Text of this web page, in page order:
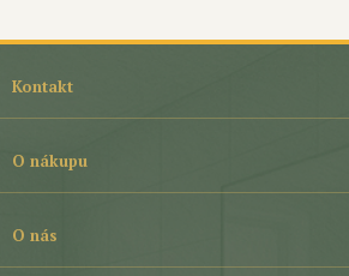
Z
i
Kontakt
O nákupu
O nás